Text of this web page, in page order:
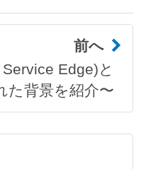
前へ
Edge)と
た背景を紹介〜